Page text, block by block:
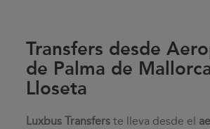
Transfers desde
de Palma de
Lloseta
Luxbus Transfers te lleva desde el